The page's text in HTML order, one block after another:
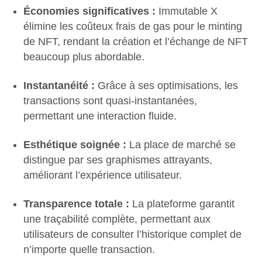
Économies significatives : Immutable X
élimine les coûteux frais de gas pour le minting
de NFT, rendant la création et l’échange de NFT
beaucoup plus abordable.
Instantanéité : Grâce à ses optimisations, les
transactions sont quasi-instantanées,
permettant une interaction fluide.
Esthétique soignée : La place de marché se
distingue par ses graphismes attrayants,
améliorant l’expérience utilisateur.
Transparence totale : La plateforme garantit
une traçabilité complète, permettant aux
utilisateurs de consulter l’historique complet de
n’importe quelle transaction.